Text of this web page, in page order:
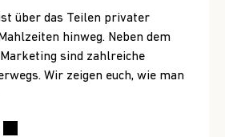
über das Teilen privater
hinweg. Neben dem
sind zahlreiche
Wir zeigen euch, wie man